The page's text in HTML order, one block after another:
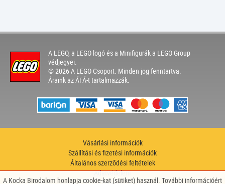
A LEGO, a LEGO logó és a Minifigurák a LEGO Group
védjegyei.
© 2026 A LEGO Csoport. Minden jog fenntartva.
Áraink az ÁFÁ-t tartalmazzák.
Vásárlási információk
Szállítási és fizetési információk
Általános szerződési feltételek
Adatvédelem
A Kocka Birodalom honlapja cookie-kat (sütiket) használ. További információért